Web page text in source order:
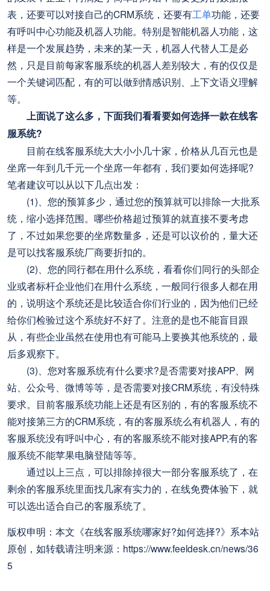
表，还要可以对接自己的CRM系统，还要有工单功能，还要
有呼叫中心功能及机器人功能。特别是智能机器人功能，这
样是一个发展趋势，未来的某一天，机器人代替人工是必
然，只是目前每家客服系统的机器人差别较大，有的仅仅是
一个关键词匹配，有的可以做到情感识别、上下文语义理解
等。
上面说了这么多，下面我们看看要如何选择一款在线客
服系统?
目前在线客服系统大大小小几十家，价格从几百元也是
坐席一年到几千元一个坐席一年都有，我们要如何选择呢?
笔者建议可以从以下几点出发：
(1)、您的预算多少，通过您的预算就可以排除一大批系
统，缩小选择范围。哪些价格超过预算的就直接不要考虑
了，不过如果您要的坐席数量多，还是可以议价的，量大还
是可以找客服系统厂商要折扣的。
(2)、您的同行都在用什么系统，看看你们同行的头部企
业或者标杆企业他们在用什么系统，一般同行很多人都在用
的，说明这个系统还是比较适合你们行业的，因为他们已经
给你们检验过这个系统好不好了。注意的是也不能盲目跟
从，有些企业虽然在使用也有可能马上要换其他系统的，最
后多观察下。
(3)、您对客服系统有什么要求?是否需要对接APP、网
站、公众号、微博等等，是否需要对接CRM系统，有没特殊
要求。目前客服系统功能上还是有区别的，有的客服系统不
能对接第三方的CRM系统，有的客服系统么有机器人，有的
客服系统没有呼叫中心，有的客服系统不能对接APP,有的客
服系统不能苹果电脑登陆等等。
通过以上三点，可以排除掉很大一部分客服系统了，在
剩余的客服系统里面找几家有实力的，在线免费体验下，就
可以选出适合自己的客服系统了。
版权申明：本文《在线客服系统哪家好?如何选择?》系本站
原创，如转载请注明来源：https://www.feeldesk.cn/news/36
5